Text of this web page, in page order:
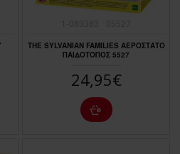
THE SYLVANIAN FAMILIES ΑΕΡΟΣΤΑΤΟ
ΠΑΙΔΟΤΟΠΟΣ 5527
24,95€